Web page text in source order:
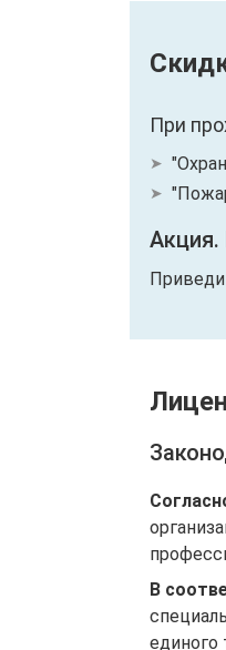
При
Акция.
Приведи
В
единого